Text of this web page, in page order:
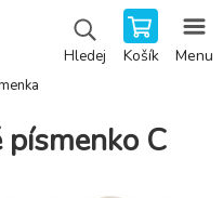
Hledej Košík Menu
C